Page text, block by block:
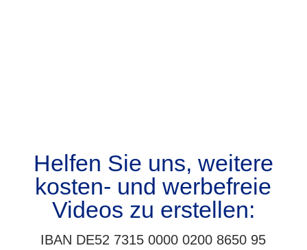
Helfen Sie uns, weitere
kosten- und werbefreie
Videos zu erstellen:
IBAN DE52 7315 0000 0200 8650 95